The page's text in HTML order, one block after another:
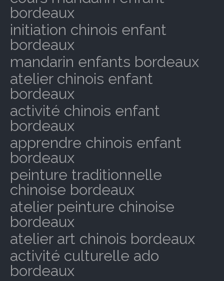
bordeaux
initiation chinois enfant
bordeaux
mandarin enfants bordeaux
atelier chinois enfant
bordeaux
activité chinois enfant
bordeaux
apprendre chinois enfant
bordeaux
peinture traditionnelle
chinoise bordeaux
atelier peinture chinoise
bordeaux
atelier art chinois bordeaux
activité culturelle ado
bordeaux